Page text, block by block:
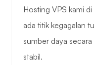
Hosting VPS kami
ada titik kegagalan
sumber daya
stabil.